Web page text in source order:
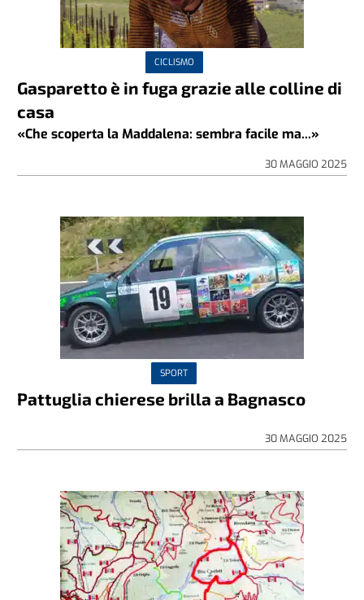
CICLISMO
Gasparetto è in fuga grazie alle colline di
casa
«Che scoperta la Maddalena: sembra facile ma...»
30 MAGGIO 2025
SPORT
Pattuglia chierese brilla a Bagnasco
30 MAGGIO 2025